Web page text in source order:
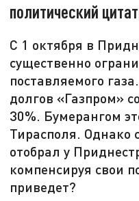
политический
С 1 октября в
существенно
поставляемого
долгов «Газпром»
30%. Бумерангом
Тирасполя. Однако
отобрал у
компенсируя свои
приведет?